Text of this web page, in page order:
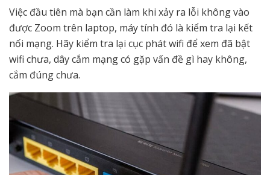
Việc đầu tiên mà bạn cần làm khi xảy ra lỗi không vào
được Zoom trên laptop, máy tính đó là kiểm tra lại kết
nối mạng. Hãy kiểm tra lại cục phát wifi để xem đã bật
wifi chưa, dây cắm mạng có gặp vấn đề gì hay không,
cắm đúng chưa.